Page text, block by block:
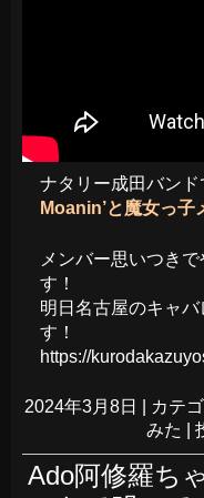
ナタリー成田バンド
Moanin’と魔女っ子
メンバー思いつき
す！
明日名古屋のキャ
す！
https://
2024年3月8日 カテ
みた
Ado阿修羅ち